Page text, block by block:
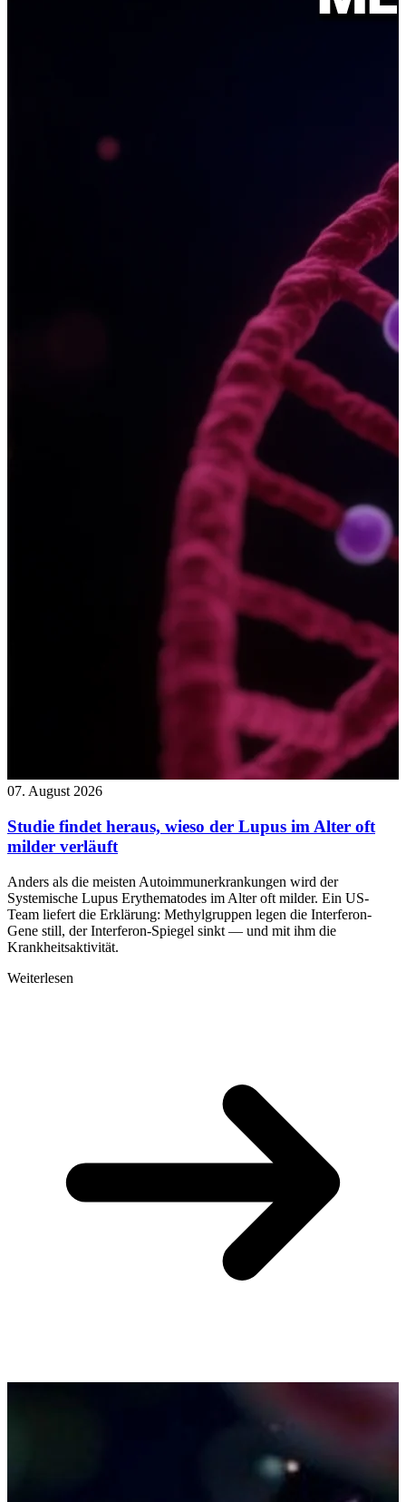
07. August 2026
Studie findet heraus, wieso der Lupus im Alter oft
milder verläuft
Anders als die meisten Autoimmunerkrankungen wird der
Systemische Lupus Erythematodes im Alter oft milder. Ein US-
Team liefert die Erklärung: Methylgruppen legen die Interferon-
Gene still, der Interferon-Spiegel sinkt — und mit ihm die
Krankheitsaktivität.
Weiterlesen